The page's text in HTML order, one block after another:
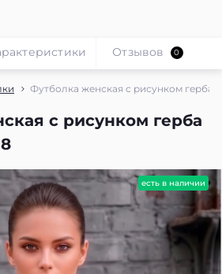
Футболка женская с рисунком герба
с рисунком герба
Отзывов 0
есть в наличии